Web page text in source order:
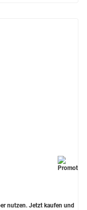
nutzen. Jetzt kaufen und